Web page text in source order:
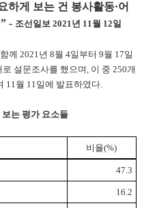
하게 보는 건 봉사활동·어
” - 조선일보 2021년 11월 12일
께 2021년 8월 4일부터 9월 17일
설문조사를 했으며, 이 중 250개
11월 11일에 발표하였다.
는 평가 요소들
비율(%)
47.3
16.2